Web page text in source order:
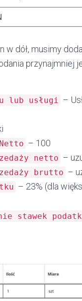
w dół, musimy
przynajmniej
lub usługi –
– 100
netto –
brutto –
– 23% (dla
stawek